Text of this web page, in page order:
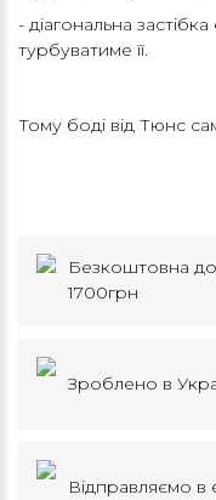
- діагональна
турбуватиме її.
Тому боді від Тюнс
Безкоштовна
1700грн
Зроблено в
Відправляємо в